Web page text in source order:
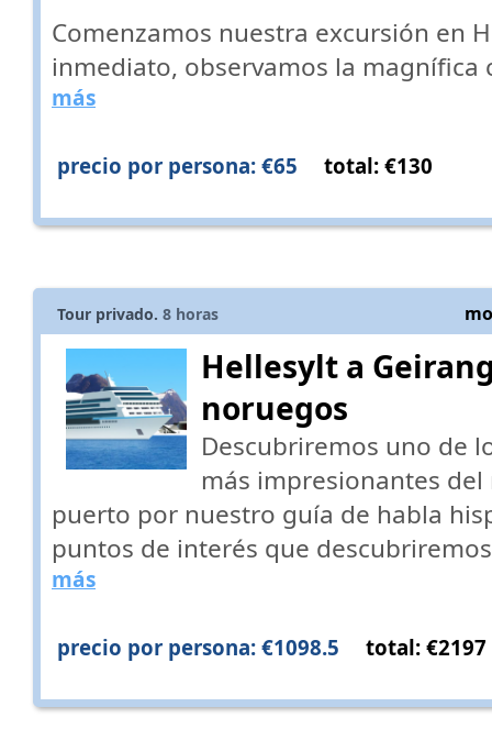
Comenzamos nuestra excursión en
inmediato, observamos la magnífica
más
precio por persona: €65 total: €130
Tour privado. 8 horas
Hellesylt a
noruegos
Descubriremos uno de
más impresionantes
puerto por nuestro guía de habla
puntos de interés que
más
precio por persona: €1098.5 total: €2197